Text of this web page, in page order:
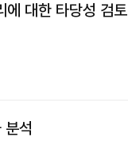
에 대한 타당성 검토
분석